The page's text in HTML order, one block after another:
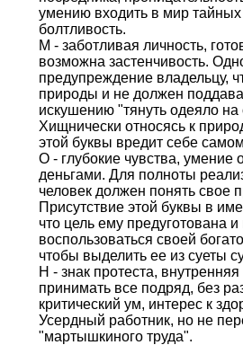
умению входить в мир
болтливость.
М - заботливая личность,
возможна застенчивость.
предупреждение владельцу,
природы и не должен
искушению "тянуть одеяло на
Хищнически относясь к
этой буквы вредит себе
О - глубокие чувства, умение
деньгами. Для полноты
человек должен понять свое
Присутствие этой буквы в
что цель ему предуготована
воспользоваться своей
чтобы выделить ее из суеты
Н - знак протеста,
принимать все подряд, без
критический ум, интерес к
Усердный работник, но не
"мартышкиного труда".